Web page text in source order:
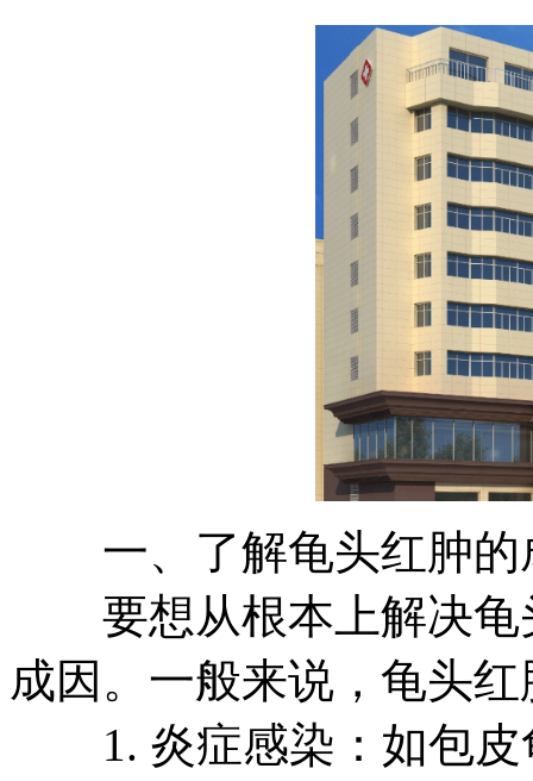
一、了解龟头红肿的
要想从根本上解决龟
成因。一般来说，龟头
1. 炎症感染：如包皮